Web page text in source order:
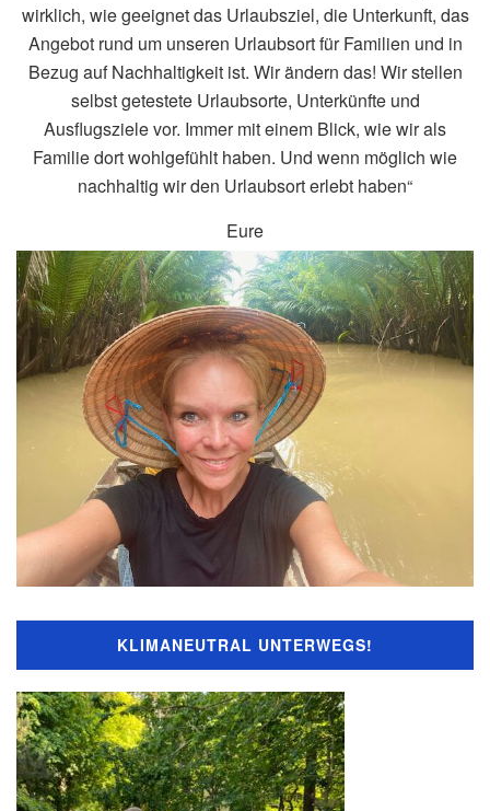
wirklich, wie geeignet das Urlaubsziel, die Unterkunft, das
Angebot rund um unseren Urlaubsort für Familien und in
Bezug auf Nachhaltigkeit ist. Wir ändern das! Wir stellen
selbst getestete Urlaubsorte, Unterkünfte und
Ausflugsziele vor. Immer mit einem Blick, wie wir als
Familie dort wohlgefühlt haben. Und wenn möglich wie
nachhaltig wir den Urlaubsort erlebt haben“
Eure
KLIMANEUTRAL UNTERWEGS!